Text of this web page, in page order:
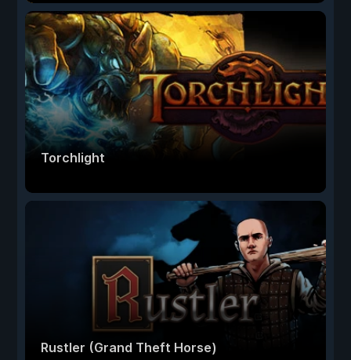
Torchlight
Rustler (Grand Theft Horse)